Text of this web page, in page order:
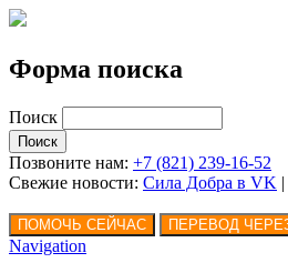
Форма поиска
Поиск
Позвоните нам: +7 (821) 239-16-52
Свежие новости: Сила Добра в VK |
Navigation